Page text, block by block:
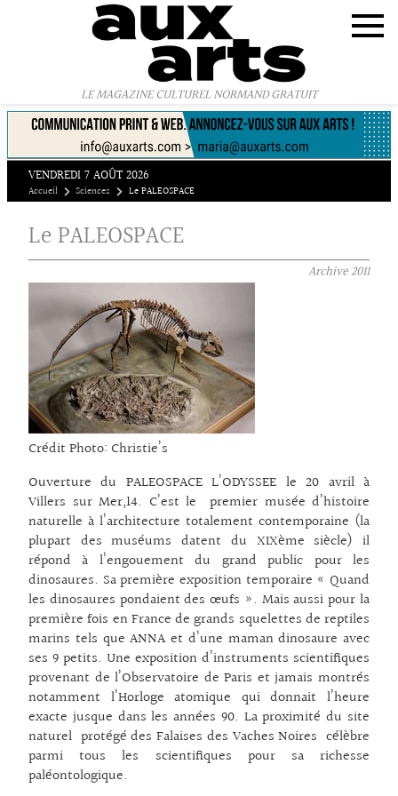
LE MAGAZINE CULTUREL NORMAND GRATUIT
VENDREDI 7 AOÛT 2026
Accueil Sciences Le PALEOSPACE
Le PALEOSPACE
Archive2011
Crédit Photo: Christie’s
Ouverture du PALEOSPACE L’ODYSSEE le 20 avril à
Villers sur Mer,14. C’est le premier musée d’histoire
naturelle à l’architecture totalement contemporaine (la
plupart des muséums datent du XIXème siècle) il
répond à l’engouement du grand public pour les
dinosaures. Sa première exposition temporaire « Quand
les dinosaures pondaient des œufs ». Mais aussi pour la
première fois en France de grands squelettes de reptiles
marins tels que ANNA et d’une maman dinosaure avec
ses 9 petits. Une exposition d’instruments scientifiques
provenant de l’Observatoire de Paris et jamais montrés
notamment l’Horloge atomique qui donnait l’heure
exacte jusque dans les années 90. La proximité du site
naturel protégé des Falaises des Vaches Noires célèbre
parmi tous les scientifiques pour sa richesse
paléontologique.
Panneau de gestion des cookies